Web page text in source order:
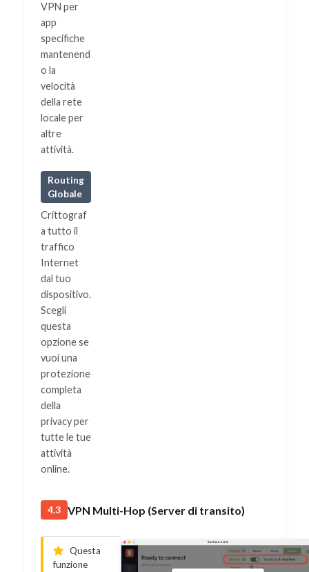
VPN per
app
specifiche
mantenend
o la
velocità
della rete
locale per
altre
attività.
Routing
Globale
Crittograf
a tutto il
traffico
Internet
dal tuo
dispositivo.
Scegli
questa
opzione se
vuoi una
protezione
completa
della
privacy per
tutte le tue
attività
online.
4.3 VPN Multi-Hop (Server di transito)
Questa
funzione